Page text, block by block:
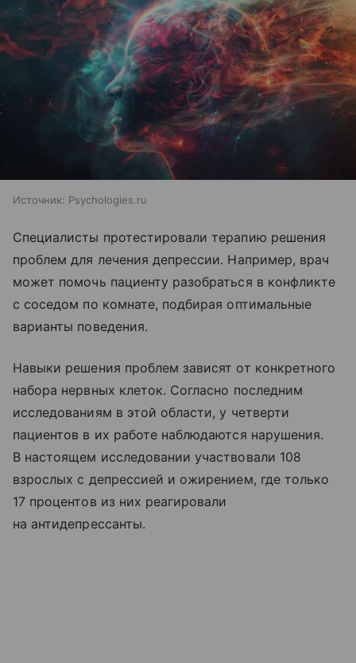
Источник: Psychologies.ru
Специалисты протестировали терапию решения
проблем для лечения депрессии. Например, врач
может помочь пациенту разобраться в конфликте
с соседом по комнате, подбирая оптимальные
варианты поведения.
Навыки решения проблем зависят от конкретного
набора нервных клеток. Согласно последним
исследованиям в этой области, у четверти
пациентов в их работе наблюдаются нарушения.
В настоящем исследовании участвовали 108
взрослых с депрессией и ожирением, где только
17 процентов из них реагировали
на антидепрессанты.